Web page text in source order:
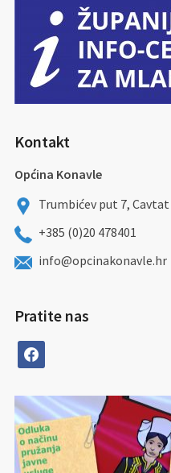
Kontakt
Općina Konavle
Trumbićev put 7, Cavtat
+385 (0)20 478401
info@opcinakonavle.hr
Pratite nas
facebook